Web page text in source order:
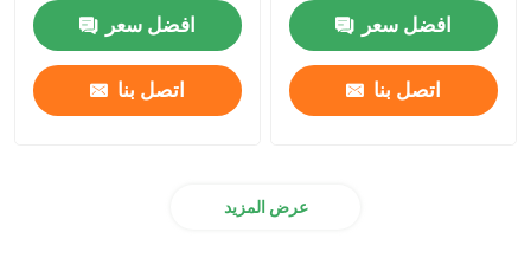
افضل سعر
اتصل بنا
افضل سعر
اتصل بنا
عرض المزيد